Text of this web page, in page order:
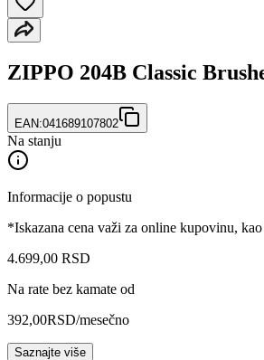
ZIPPO 204B Classic
EAN:041689107802
Na stanju
Informacije o popustu
*Iskazana cena važi za online kupovinu,
4.699,00 RSD
Na rate bez kamate od
392,00RSD/mesečno
Saznajte više